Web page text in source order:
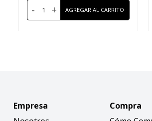
- +
Empresa
Compra